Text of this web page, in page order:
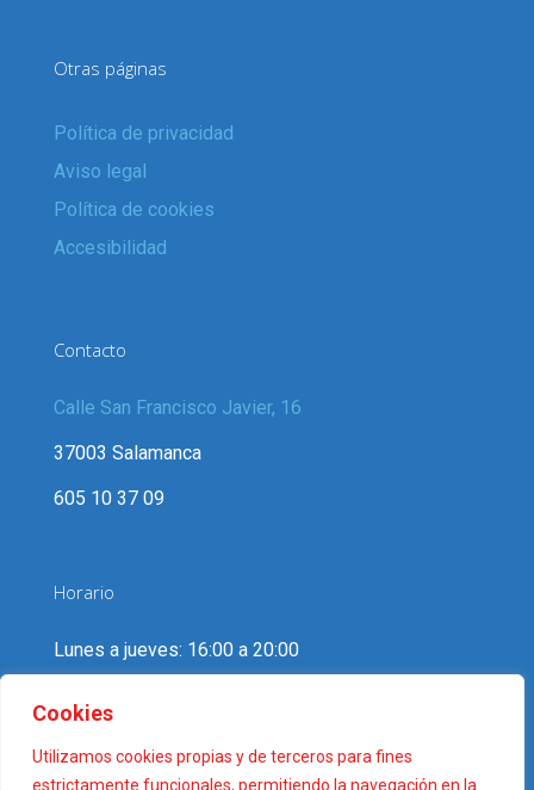
Cookies
Utilizamos cookies propias y de terceros para fines
estrictamente funcionales, permitiendo la navegación en la
Otras páginas
Política de privacidad
Aviso legal
Política de cookies
Accesibilidad
Contacto
Calle San Francisco Javier, 16
37003 Salamanca
605 10 37 09
Horario
Lunes a jueves: 16:00 a 20:00